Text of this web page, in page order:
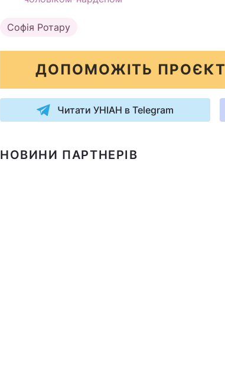
Софія Ротару
ДОПОМОЖІТЬ
Читати УНІАН в Telegram
НОВИНИ ПАРТНЕРІВ